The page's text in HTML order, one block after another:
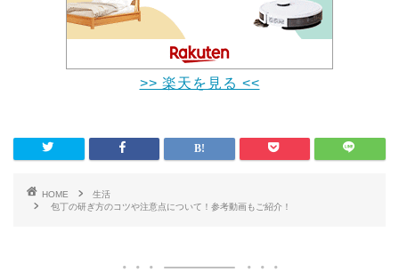
>> 楽天を見る <<
HOME
生活
包丁の研ぎ方のコツや注意点について！参考動画もご紹介！